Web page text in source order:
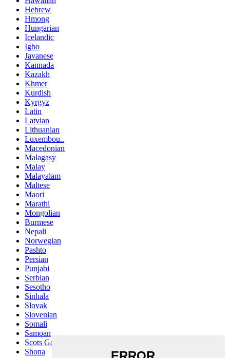
Hebrew
Hmong
Hungarian
Icelandic
Igbo
Javanese
Kannada
Kazakh
Khmer
Kurdish
Kyrgyz
Latin
Latvian
Lithuanian
Luxembou..
Macedonian
Malagasy
Malay
Malayalam
Maltese
Maori
Marathi
Mongolian
Burmese
Nepali
Norwegian
Pashto
Persian
Punjabi
Serbian
Sesotho
Sinhala
Slovak
Slovenian
Somali
Samoan
Scots Gaelic
Shona